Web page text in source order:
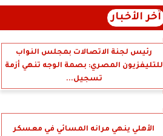
آخر الأخبار
رئيس لجنة الاتصالات بمجلس النواب
للتليفزيون المصري: بصمة الوجه تنهي أزمة
تسجيل...
الأهلي ينهي مرانه المسائي في معسكر